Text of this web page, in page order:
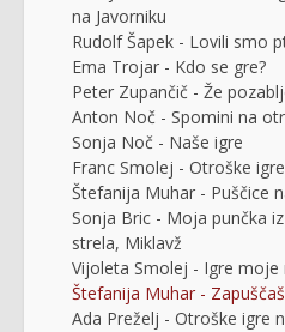
na Javorniku
Rudolf Šapek - Lovili smo
Ema Trojar - Kdo se gre?
Peter Zupančič - Že
Anton Noč - Spomini na
Sonja Noč - Naše igre
Franc Smolej - Otroške
Štefanija Muhar - Puščice
Sonja Bric - Moja punčka
strela, Miklavž
Vijoleta Smolej - Igre moje
Štefanija Muhar -
Ada Preželj - Otroške igre